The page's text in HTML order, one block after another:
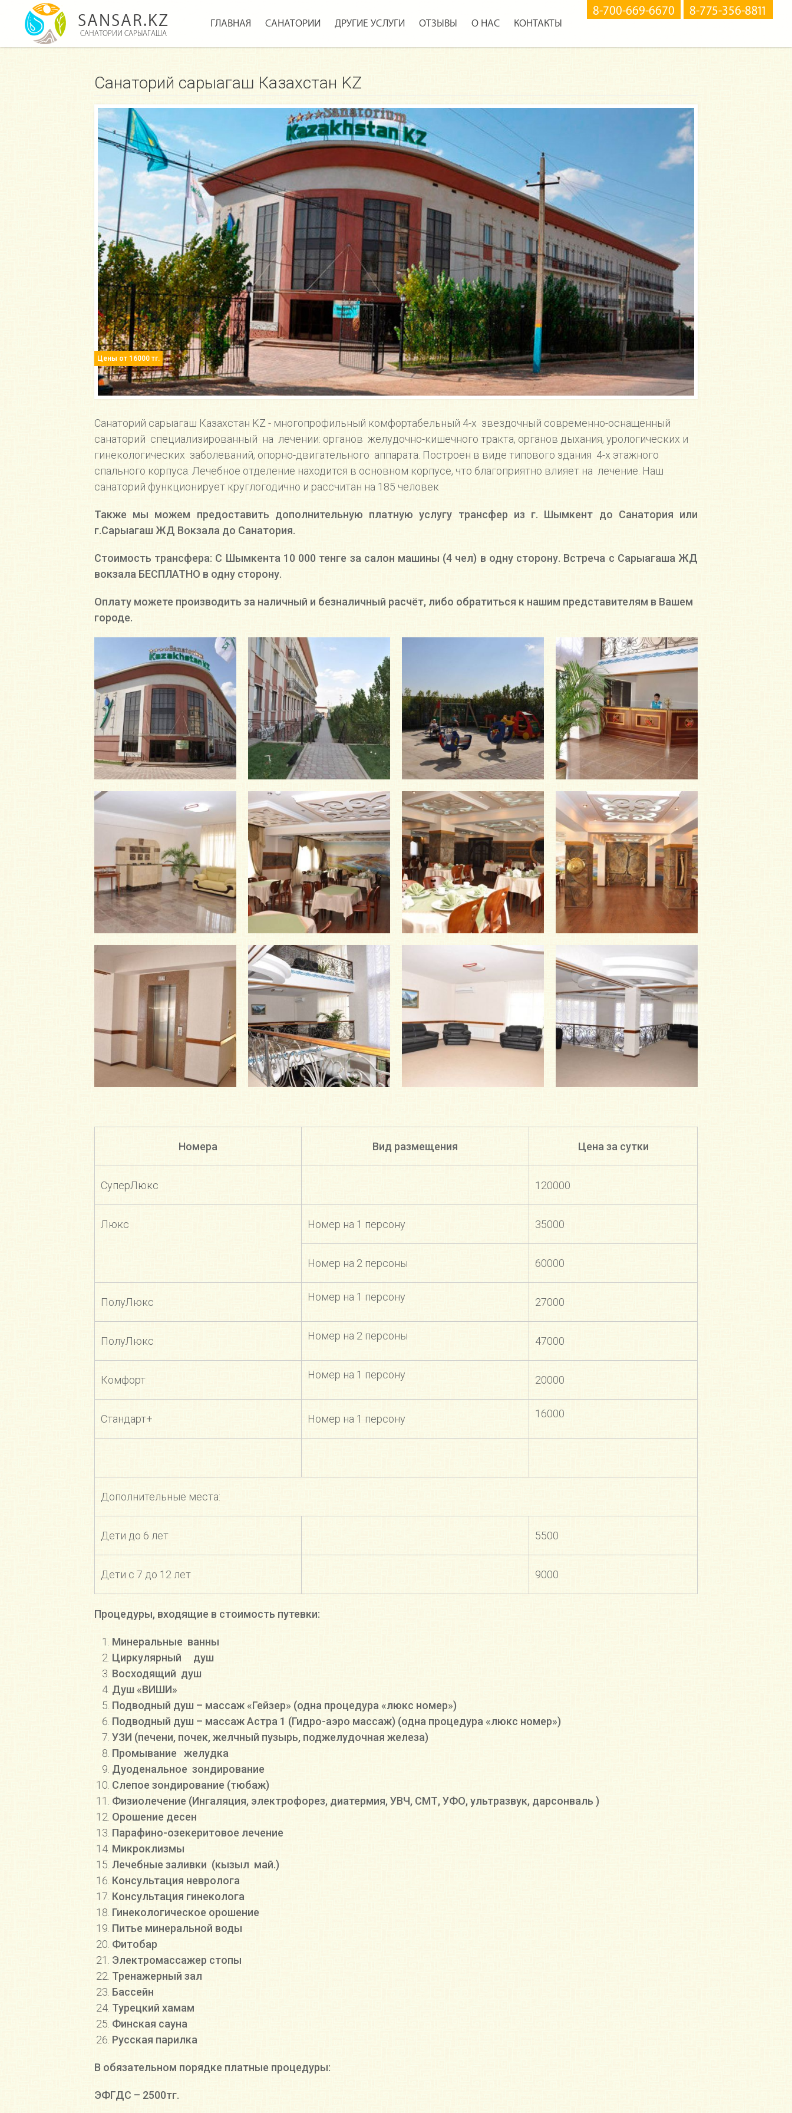
8-700-669-6670 8-775-356-8811
SANSAR.KZ
САНАТОРИИ САРЫАГАША
ГЛАВНАЯ САНАТОРИИ ДРУГИЕ УСЛУГИ ОТЗЫВЫ О НАС КОНТАКТЫ
Cанаторий сарыагаш Казахстан KZ
Цены от 16000 тг.
Cанаторий сарыагаш Казахстан KZ - многопрофильный комфортабельный 4-х звездочный современно-оснащенный
санаторий специализированный на лечении: органов желудочно-кишечного тракта, органов дыхания, урологических и
гинекологических заболеваний, опорно-двигательного аппарата. Построен в виде типового здания 4-х этажного
спального корпуса. Лечебное отделение находится в основном корпусе, что благоприятно влияет на лечение. Наш
санаторий функционирует круглогодично и рассчитан на 185 человек
Также мы можем предоставить дополнительную платную услугу трансфер из г. Шымкент до Санатория или
г.Сарыагаш ЖД Вокзала до Санатория.
Стоимость трансфера: С Шымкента 10 000 тенге за салон машины (4 чел) в одну сторону. Встреча с Сарыагаша ЖД
вокзала БЕСПЛАТНО в одну сторону.
Оплату можете производить за наличный и безналичный расчёт, либо обратиться к нашим представителям в Вашем
городе.
Номера Вид размещения Цена за сутки
СуперЛюкс 120000
Люкс Номер на 1 персону 35000
Номер на 2 персоны 60000
ПолуЛюкс Номер на 1 персону 27000
ПолуЛюкс Номер на 2 персоны 47000
Комфорт Номер на 1 персону 20000
Стандарт+ Номер на 1 персону 16000
Дополнительные места:
Дети до 6 лет 5500
Дети с 7 до 12 лет 9000
Процедуры, входящие в стоимость путевки:
Минеральные ванны
Циркулярный душ
Восходящий душ
Душ «ВИШИ»
Подводный душ – массаж «Гейзер» (одна процедура «люкс номер»)
Подводный душ – массаж Астра 1 (Гидро-аэро массаж) (одна процедура «люкс номер»)
УЗИ (печени, почек, желчный пузырь, поджелудочная железа)
Промывание желудка
Дуоденальное зондирование
Слепое зондирование (тюбаж)
Физиолечение (Ингаляция, электрофорез, диатермия, УВЧ, СМТ, УФО, ультразвук, дарсонваль )
Орошение десен
Парафино-озекеритовое лечение
Микроклизмы
Лечебные заливки (кызыл май.)
Консультация невролога
Консультация гинеколога
Гинекологическое орошение
Питье минеральной воды
Фитобар
Электромассажер стопы
Тренажерный зал
Бассейн
Турецкий хамам
Финская сауна
Русская парилка
В обязательном порядке платные процедуры:
ЭФГДС – 2500тг.